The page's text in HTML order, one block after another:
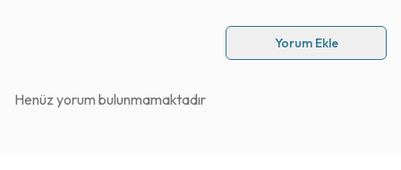
Yorum Ekle
Henüz yorum bulunmamaktadır